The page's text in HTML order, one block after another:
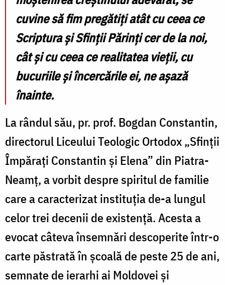
cuvine să fim pregătiți atât cu ceea ce
Scriptura și Sfinții Părinți cer de la noi,
cât și cu ceea ce realitatea vieții, cu
bucuriile și încercările ei, ne așază
înainte.
La rândul său, pr. prof. Bogdan Constantin,
directorul Liceului Teologic Ortodox „Sfinții
Împărați Constantin și Elena” din Piatra-
Neamț, a vorbit despre spiritul de familie
care a caracterizat instituția de-a lungul
celor trei decenii de existență. Acesta a
evocat câteva însemnări descoperite într-o
carte păstrată în școală de peste 25 de ani,
semnate de ierarhi ai Moldovei și